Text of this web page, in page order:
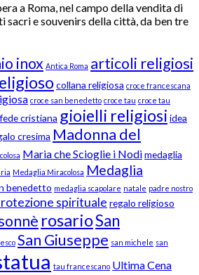
a Roma, nel campo della vendita di
e souvenirs della città, da ben tre
inox Antica Roma articoli religiosi
collana religiosa croce francescana
croce san benedetto croce tau croce tau
fede cristiana gioielli religiosi idea
cresima Madonna del
Maria che Scioglie i Nodimedaglia
Medaglia Miracolosa Medaglia
benedetto medaglia scapolare natale padre nostro
spirituale regalo religioso
rosarioSan
San Giuseppe san michele san
tau francescano Ultima Cena